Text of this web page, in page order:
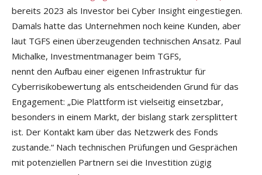
bereits 2023 als Investor bei Cyber Insight eingestiegen.
Damals hatte das Unternehmen noch keine Kunden, aber
laut TGFS einen überzeugenden technischen Ansatz. Paul
Michalke, Investmentmanager beim TGFS,
nennt den Aufbau einer eigenen Infrastruktur für
Cyberrisikobewertung als entscheidenden Grund für das
Engagement: „Die Plattform ist vielseitig einsetzbar,
besonders in einem Markt, der bislang stark zersplittert
ist. Der Kontakt kam über das Netzwerk des Fonds
zustande.“ Nach technischen Prüfungen und Gesprächen
mit potenziellen Partnern sei die Investition zügig